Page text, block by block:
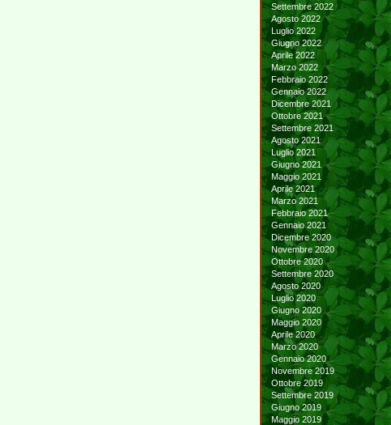
Settembre 2022
Agosto 2022
Luglio 2022
Giugno 2022
Aprile 2022
Marzo 2022
Febbraio 2022
Gennaio 2022
Dicembre 2021
Ottobre 2021
Settembre 2021
Agosto 2021
Luglio 2021
Giugno 2021
Maggio 2021
Aprile 2021
Marzo 2021
Febbraio 2021
Gennaio 2021
Dicembre 2020
Novembre 2020
Ottobre 2020
Settembre 2020
Agosto 2020
Luglio 2020
Giugno 2020
Maggio 2020
Aprile 2020
Marzo 2020
Gennaio 2020
Novembre 2019
Ottobre 2019
Settembre 2019
Giugno 2019
Maggio 2019